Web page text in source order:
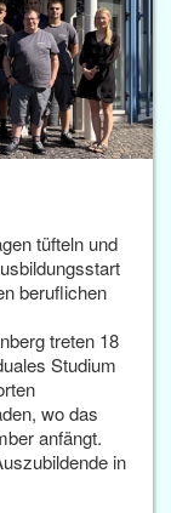
tüfteln und
beruflichen
treten 18
Studium
wo das
anfängt.
in